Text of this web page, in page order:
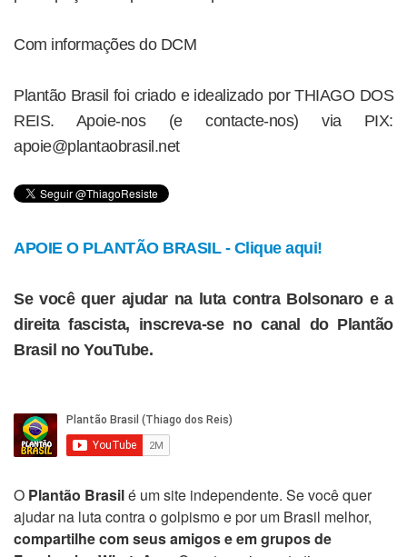
Com informações do DCM
Plantão Brasil foi criado e idealizado por THIAGO DOS
REIS. Apoie-nos (e contacte-nos) via PIX:
apoie@plantaobrasil.net
APOIE O PLANTÃO BRASIL - Clique aqui!
Se você quer ajudar na luta contra Bolsonaro e a
direita fascista, inscreva-se no canal do Plantão
Brasil no YouTube.
O Plantão Brasilé um site independente. Se você quer
ajudar na luta contra o golpismo e por um Brasil melhor,
compartilhe com seus amigos e em grupos de